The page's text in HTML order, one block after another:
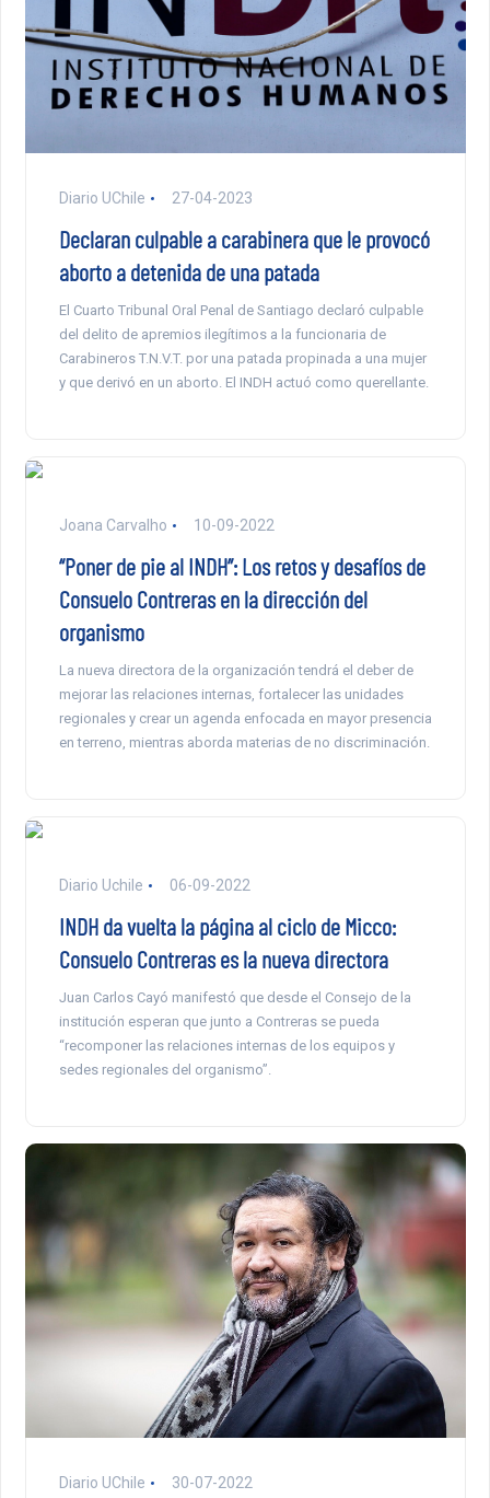
Diario UChile 27-04-2023
Declaran culpable a carabinera que le provocó
aborto a detenida de una patada
El Cuarto Tribunal Oral Penal de Santiago declaró culpable
del delito de apremios ilegítimos a la funcionaria de
Carabineros T.N.V.T. por una patada propinada a una mujer
y que derivó en un aborto. El INDH actuó como querellante.
Joana Carvalho 10-09-2022
“Poner de pie al INDH”: Los retos y desafíos de
Consuelo Contreras en la dirección del
organismo
La nueva directora de la organización tendrá el deber de
mejorar las relaciones internas, fortalecer las unidades
regionales y crear un agenda enfocada en mayor presencia
en terreno, mientras aborda materias de no discriminación.
Diario Uchile 06-09-2022
INDH da vuelta la página al ciclo de Micco:
Consuelo Contreras es la nueva directora
Juan Carlos Cayó manifestó que desde el Consejo de la
institución esperan que junto a Contreras se pueda
“recomponer las relaciones internas de los equipos y
sedes regionales del organismo”.
Diario UChile 30-07-2022